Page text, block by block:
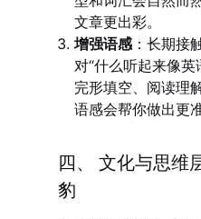
文章更出彩。
增强语感：长期接
对“什么听起来像
完形填空、阅读理
语感会帮你做出更
四、 文化与思维
豹